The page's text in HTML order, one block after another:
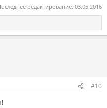
редактирование: 03.05.2016
#10